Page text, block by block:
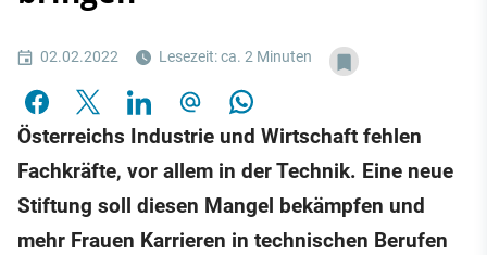
02.02.2022 Lesezeit: ca. 2 Minuten
Österreichs Industrie und Wirtschaft fehlen
Fachkräfte, vor allem in der Technik. Eine neue
Stiftung soll diesen Mangel bekämpfen und
mehr Frauen Karrieren in technischen Berufen